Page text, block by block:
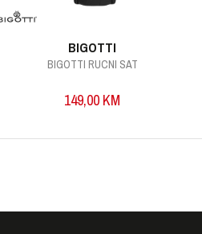
BIGOTTI
BIGOTTI RUCNI SAT
149,00 KM